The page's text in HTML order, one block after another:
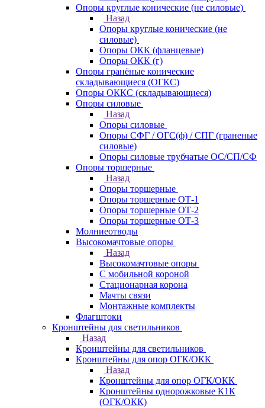
Опоры круглые конические (не силовые)
Назад
Опоры круглые конические (не
силовые)
Опоры ОКК (фланцевые)
Опоры ОКК (г)
Опоры гранёные конические
складывающиеся (ОГКС)
Опоры ОККС (складывающиеся)
Опоры силовые
Назад
Опоры силовые
Опоры СФГ / ОГС(ф) / СПГ (граненые
силовые)
Опоры силовые трубчатые ОС/СП/СФ
Опоры торшерные
Назад
Опоры торшерные
Опоры торшерные ОТ-1
Опоры торшерные ОТ-2
Опоры торшерные ОТ-3
Молниеотводы
Высокомачтовые опоры
Назад
Высокомачтовые опоры
С мобильной короной
Стационарная корона
Мачты связи
Монтажные комплекты
Флагштоки
Кронштейны для светильников
Назад
Кронштейны для светильников
Кронштейны для опор ОГК/ОКК
Назад
Кронштейны для опор ОГК/ОКК
Кронштейны однорожковые К1К
(ОГК/ОКК)